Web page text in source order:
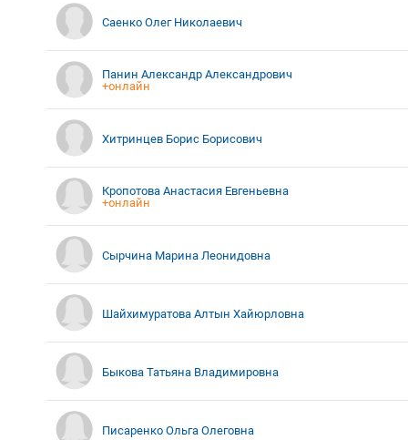
Саенко Олег Николаевич
Панин Александр Александрович
+онлайн
Хитринцев Борис Борисович
Кропотова Анастасия Евгеньевна
+онлайн
Сырчина Марина Леонидовна
Шайхимуратова Алтын Хайюрловна
Быкова Татьяна Владимировна
Писаренко Ольга Олеговна